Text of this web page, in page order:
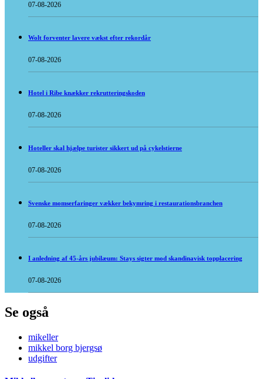
07-08-2026
Wolt forventer lavere vækst efter rekordår
07-08-2026
Hotel i Ribe knækker rekrutteringskoden
07-08-2026
Hoteller skal hjælpe turister sikkert ud på cykelstierne
07-08-2026
Svenske momserfaringer vækker bekymring i restaurationsbranchen
07-08-2026
I anledning af 45-års jubilæum: Stays sigter mod skandinavisk topplacering
07-08-2026
Se også
mikeller
mikkel borg bjergsø
udgifter